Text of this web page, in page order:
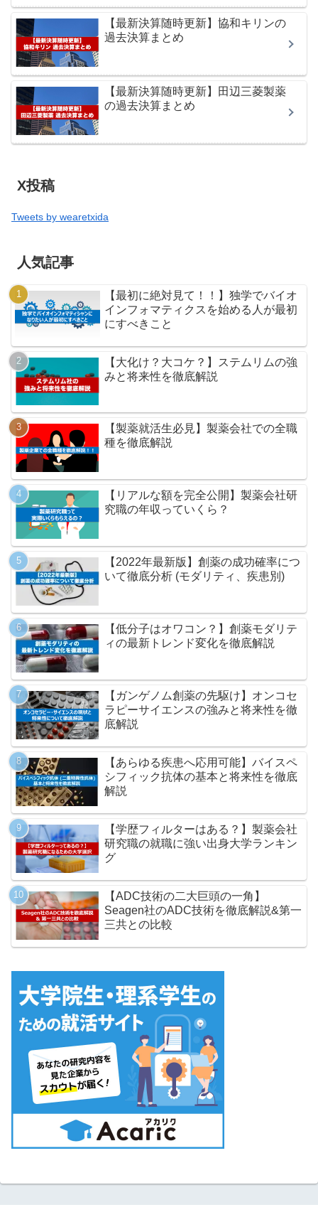
【最新決算随時更新】協和キリンの
過去決算まとめ
【最新決算随時更新】田辺三菱製薬
の過去決算まとめ
X投稿
Tweets by wearetxida
人気記事
【最初に絶対見て！！】独学でバイオ
インフォマティクスを始める人が最初
にすべきこと
【大化け？大コケ？】ステムリムの強
みと将来性を徹底解説
【製薬就活生必見】製薬会社での全職
種を徹底解説
【リアルな額を完全公開】製薬会社研
究職の年収っていくら？
【2022年最新版】創薬の成功確率につ
いて徹底分析 (モダリティ、疾患別)
【低分子はオワコン？】創薬モダリテ
ィの最新トレンド変化を徹底解説
【ガンゲノム創薬の先駆け】オンコセ
ラピーサイエンスの強みと将来性を徹
底解説
【あらゆる疾患へ応用可能】バイスペ
シフィック抗体の基本と将来性を徹底
解説
【学歴フィルターはある？】製薬会社
研究職の就職に強い出身大学ランキン
グ
【ADC技術の二大巨頭の一角】
Seagen社のADC技術を徹底解説&第一
三共との比較